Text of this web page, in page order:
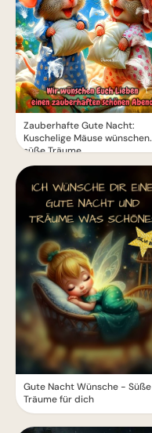
Zauberhafte Gute Nacht:
Kuschelige Mäuse wünschen
süße Träume
Gute Nacht Wünsche - Süße
Träume für dich